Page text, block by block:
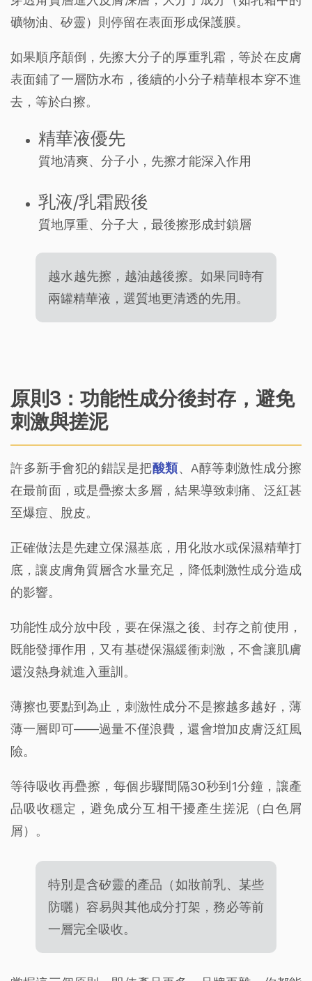
礦物油、矽靈）則停留在表面形成保護膜。
如果順序顛倒，先擦大分子的厚重乳霜，等於在皮膚
表面鋪了一層防水布，後續的小分子精華根本穿不進
去，等於白擦。
精華液優先
質地清爽、分子小，先擦才能深入作用
乳液/乳霜殿後
質地厚重、分子大，最後擦形成封鎖層
越水越先擦，越油越後擦。如果同時有
兩罐精華液，選質地更清透的先用。
原則3：功能性成分後封存，避免
刺激與搓泥
許多新手會犯的錯誤是把酸類、A醇等刺激性成分擦
在最前面，或是疊擦太多層，結果導致刺痛、泛紅甚
至爆痘、脫皮。
正確做法是先建立保濕基底，用化妝水或保濕精華打
底，讓皮膚角質層含水量充足，降低刺激性成分造成
的影響。
功能性成分放中段，要在保濕之後、封存之前使用，
既能發揮作用，又有基礎保濕緩衝刺激，不會讓肌膚
還沒熱身就進入重訓。
薄擦也要點到為止，刺激性成分不是擦越多越好，薄
薄一層即可——過量不僅浪費，還會增加皮膚泛紅風
險。
等待吸收再疊擦，每個步驟間隔30秒到1分鐘，讓產
品吸收穩定，避免成分互相干擾產生搓泥（白色屑
屑）。
特別是含矽靈的產品（如妝前乳、某些
防曬）容易與其他成分打架，務必等前
一層完全吸收。